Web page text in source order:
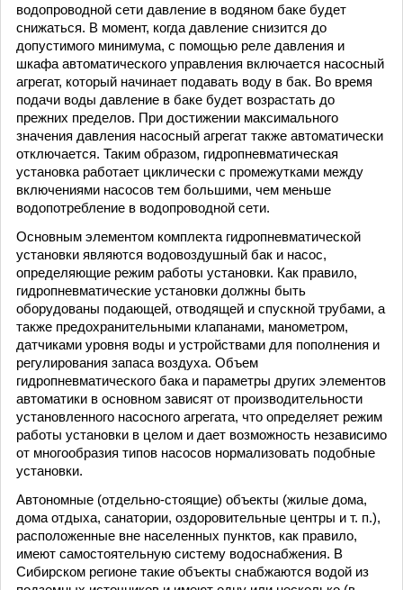
водопроводной сети давление в водяном баке будет
снижаться. В момент, когда давление снизится до
допустимого минимума, с помощью реле давления и
шкафа автоматического управления включается насосный
агрегат, который начинает подавать воду в бак. Во время
подачи воды давление в баке будет возрастать до
прежних пределов. При достижении максимального
значения давления насосный агрегат также автоматически
отключается. Таким образом, гидропневматическая
установка работает циклически с промежутками между
включениями насосов тем большими, чем меньше
водопотребление в водопроводной сети.
Основным элементом комплекта гидропневматической
установки являются водовоздушный бак и насос,
определяющие режим работы установки. Как правило,
гидропневматические установки должны быть
оборудованы подающей, отводящей и спускной трубами, а
также предохранительными клапанами, манометром,
датчиками уровня воды и устройствами для пополнения и
регулирования запаса воздуха. Объем
гидропневматического бака и параметры других элементов
автоматики в основном зависят от производительности
установленного насосного агрегата, что определяет режим
работы установки в целом и дает возможность независимо
от многообразия типов насосов нормализовать подобные
установки.
Автономные (отдельно-стоящие) объекты (жилые дома,
дома отдыха, санатории, оздоровительные центры и т. п.),
расположенные вне населенных пунктов, как правило,
имеют самостоятельную систему водоснабжения. В
Сибирском регионе такие объекты снабжаются водой из